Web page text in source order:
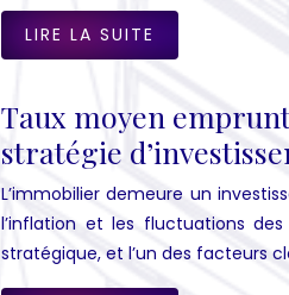
LIRE LA SUITE
Taux moyen
stratégie
L’immobilier demeure un
l’inflation et les fluctuations
stratégique, et l’un des facteurs